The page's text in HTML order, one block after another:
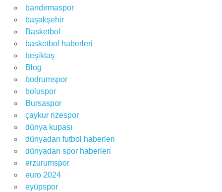
bandırmaspor
başakşehir
Basketbol
basketbol haberleri
beşiktaş
Blog
bodrumspor
boluspor
Bursaspor
çaykur rizespor
dünya kupası
dünyadan futbol haberleri
dünyadan spor haberleri
erzurumspor
euro 2024
eyüpspor